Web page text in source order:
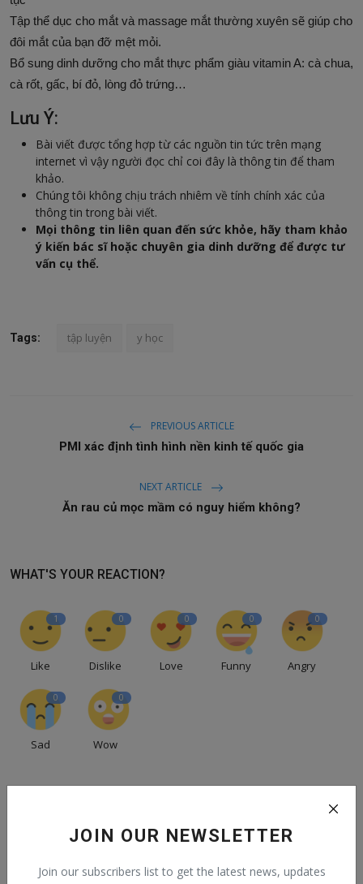
JOIN OUR NEWSLETTER
Join our subscribers list to get the latest news, updates
Tập thể dục cho mắt và massage mắt thường xuyên sẽ giúp cho
đôi mắt của bạn đỡ mệt mỏi.
Bổ sung dinh dưỡng cho mắt thực phẩm giàu vitamin A: cà chua,
cà rốt, gấc, bí đỏ, lòng đỏ trứng…
Lưu Ý:
Bài viết được tổng hợp từ các nguồn tin tức trên mạng
internet vì vậy người đọc chỉ coi đây là thông tin để tham
khảo.
Chúng tôi không chịu trách nhiêm về tính chính xác của
thông tin trong bài viết.
Mọi thông tin liên quan đến sức khỏe, hãy tham khảo
ý kiến bác sĩ hoặc chuyên gia dinh dưỡng để được tư
vấn cụ thể.
Tags: tập luyện y học
PREVIOUS ARTICLE
PMI xác định tình hình nền kinh tế quốc gia
NEXT ARTICLE
Ăn rau củ mọc mầm có nguy hiểm không?
WHAT'S YOUR REACTION?
1
Like
0
Dislike
0
Love
0
Funny
0
Angry
0
Sad
0
Wow